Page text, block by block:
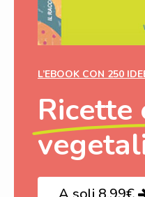
L’EBOOK CON 250
Ricette